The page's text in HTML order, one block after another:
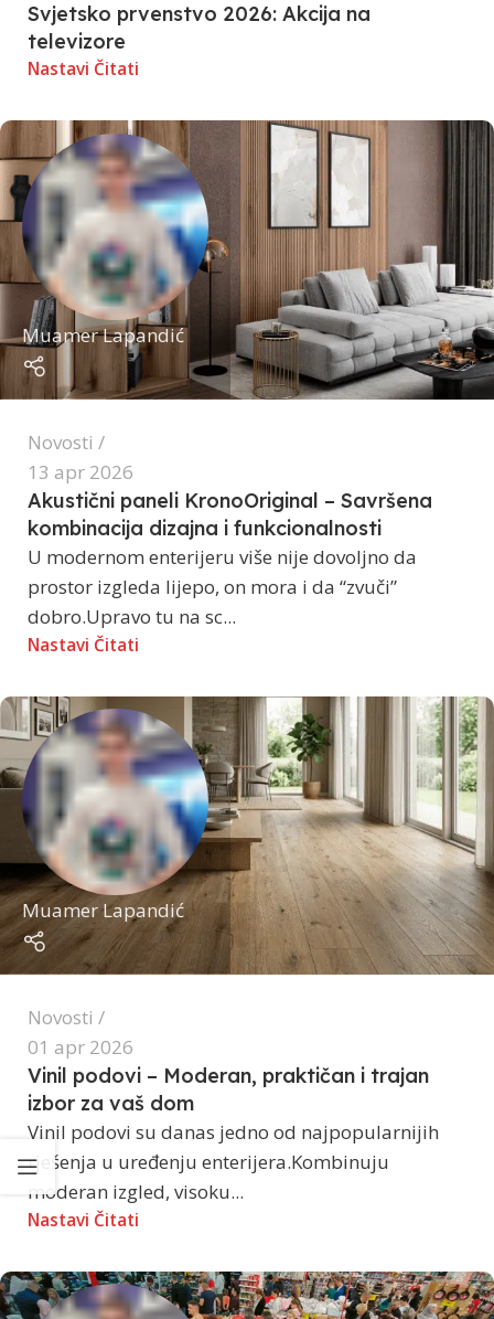
Svjetsko prvenstvo 2026: Akcija na
televizore
Nastavi Čitati
Muamer Lapandić
Novosti
13 apr 2026
Akustični paneli KronoOriginal – Savršena
kombinacija dizajna i funkcionalnosti
U modernom enterijeru više nije dovoljno da
prostor izgleda lijepo, on mora i da “zvuči”
dobro.Upravo tu na sc...
Nastavi Čitati
Muamer Lapandić
Novosti
01 apr 2026
Vinil podovi – Moderan, praktičan i trajan
izbor za vaš dom
Vinil podovi su danas jedno od najpopularnijih
rješenja u uređenju enterijera.Kombinuju
moderan izgled, visoku...
Nastavi Čitati